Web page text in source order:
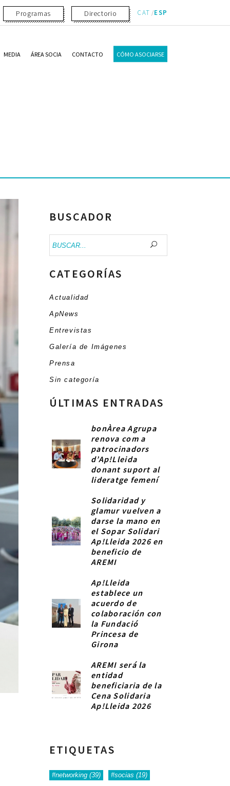
Programas Directorio CAT ESP
MEDIA ÁREA SOCIA CONTACTO CÓMO ASOCIARSE
BUSCADOR
Buscar:
CATEGORÍAS
Actualidad
ApNews
Entrevistas
Galería de Imágenes
Prensa
Sin categoría
ÚLTIMAS ENTRADAS
bonÀrea Agrupa
renova com a
patrocinadors
d’Ap!Lleida
donant suport al
lideratge femení
Solidaridad y
glamur vuelven a
darse la mano en
el Sopar Solidari
Ap!Lleida 2026 en
beneficio de
AREMI
Ap!Lleida
establece un
acuerdo de
colaboración con
la Fundació
Princesa de
Girona
AREMI será la
entidad
beneficiaria de la
Cena Solidaria
Ap!Lleida 2026
ETIQUETAS
#networking (39) #socias (19)